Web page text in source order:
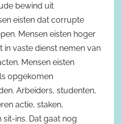
bewind uit
eisten dat corrupte
Mensen eisten hoger
in vaste dienst nemen van
Mensen eisten
opgekomen
Arbeiders, studenten,
actie, staken,
ins. Dat gaat nog